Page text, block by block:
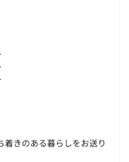
きのある暮らしをお送り